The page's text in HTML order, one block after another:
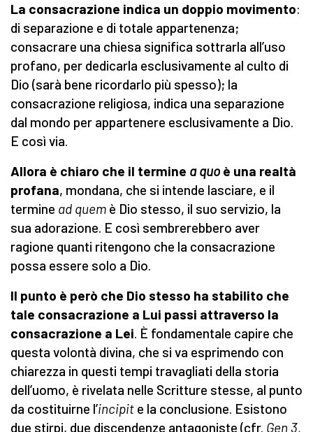
La consacrazione indica un doppio movimento:
di separazione e di totale appartenenza;
consacrare una chiesa significa sottrarla all’uso
profano, per dedicarla esclusivamente al culto di
Dio (sarà bene ricordarlo più spesso); la
consacrazione religiosa, indica una separazione
dal mondo per appartenere esclusivamente a Dio.
E così via.
Allora è chiaro che il termine a quo è una realtà
profana, mondana, che si intende lasciare, e il
termine ad quem è Dio stesso, il suo servizio, la
sua adorazione. E così sembrerebbero aver
ragione quanti ritengono che la consacrazione
possa essere solo a Dio.
Il punto è però che Dio stesso ha stabilito che
tale consacrazione a Lui passi attraverso la
consacrazione a Lei. È fondamentale capire che
questa volontà divina, che si va esprimendo con
chiarezza in questi tempi travagliati della storia
dell’uomo, è rivelata nelle Scritture stesse, al punto
da costituirne l’incipit e la conclusione. Esistono
due stirpi, due discendenze antagoniste (cfr. Gen 3,